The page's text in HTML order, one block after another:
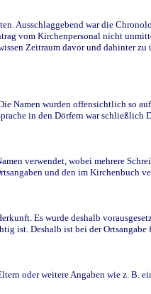
Ausschlaggebend war die
vom Kirchenpersonal nicht
Zeitraum davor und dahinter
Namen wurden offensichtlich so
in den Dörfern war
verwendet, wobei mehrere
und den im Kirchenbuch
Es wurde deshalb
ist. Deshalb ist bei der
oder weitere Angaben wie z. B.